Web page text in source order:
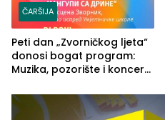
ČARŠIJA
Peti dan „Zvorničkog ljeta“
donosi bogat program:
Muzika, pozorište i koncert